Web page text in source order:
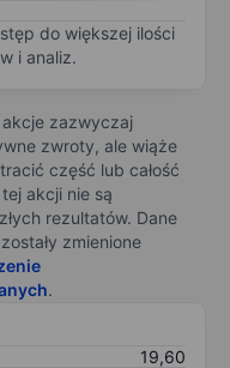
do większej ilości
i analiz.
zazwyczaj
zwroty, ale wiąże
część lub całość
akcji nie są
rezultatów. Dane
zmienione
.
19,60